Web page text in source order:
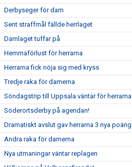
Derbyseger för dam
Sent straffmål fällde herrlaget
Damlaget tuffar på
Hemmaförlust för herrarna
Herrarna fick nöja sig med kryss
Tredje raka för damerna
Söndagstrip till Uppsala väntar för herrarna
Söderortsderby på agendan!
Dramatiskt avslut gav herrarna 3 nya poäng
Andra raka för damerna
Nya utmaningar väntar replagen